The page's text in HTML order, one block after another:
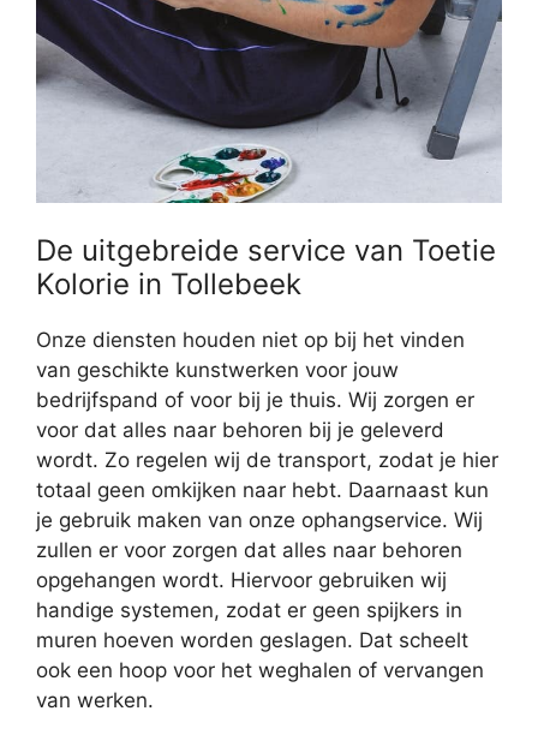
De uitgebreide service van Toetie
Kolorie in Tollebeek
Onze diensten houden niet op bij het vinden
van geschikte kunstwerken voor jouw
bedrijfspand of voor bij je thuis. Wij zorgen er
voor dat alles naar behoren bij je geleverd
wordt. Zo regelen wij de transport, zodat je hier
totaal geen omkijken naar hebt. Daarnaast kun
je gebruik maken van onze ophangservice. Wij
zullen er voor zorgen dat alles naar behoren
opgehangen wordt. Hiervoor gebruiken wij
handige systemen, zodat er geen spijkers in
muren hoeven worden geslagen. Dat scheelt
ook een hoop voor het weghalen of vervangen
van werken.